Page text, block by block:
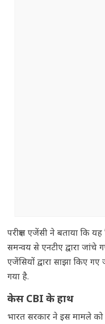
परीक्षण एजेंसी ने बताया कि
समन्वय से एनटीए द्वारा जांचे
एजेंसियों द्वारा साझा किए
गया है.
केस CBI के हाथ
भारत सरकार ने इस मामले